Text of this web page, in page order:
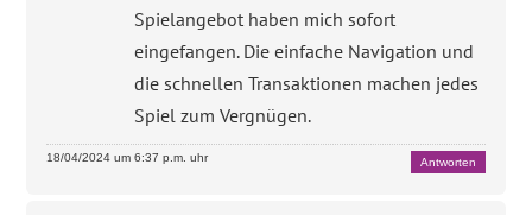
Spielangebot haben mich sofort
eingefangen. Die einfache Navigation und
die schnellen Transaktionen machen jedes
Spiel zum Vergnügen.
18/04/2024 um 6:37 p.m. uhr Antworten